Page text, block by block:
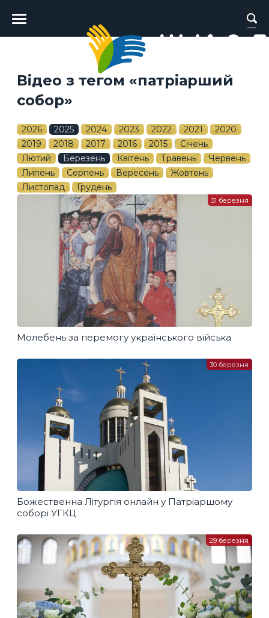
Головне
меню
Відео з тегом «патріарший
собор»
2026 2025 2024 2023 2022 2021
2020
2019
2018 2017 2016 2015
Січень
Лютий
Березень Квітень Травень
Червень
Липень
Серпень Вересень
Жовтень
Листопад
Грудень
Молебень за перемогу українського війська
31 березня
Божественна Літургія онлайн у Патріаршому
соборі УГКЦ
30 березня
29 березня